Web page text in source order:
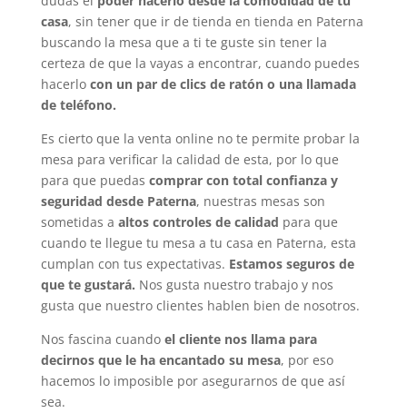
casa, sin tener que ir de tienda en tienda en Paterna
buscando la mesa que a ti te guste sin tener la
certeza de que la vayas a encontrar, cuando puedes
hacerlo con un par de clics de ratón o una llamada
de teléfono.
Es cierto que la venta online no te permite probar la
mesa para verificar la calidad de esta, por lo que
para que puedas comprar con total confianza y
seguridad desde Paterna, nuestras mesas son
sometidas a altos controles de calidad para que
cuando te llegue tu mesa a tu casa en Paterna, esta
cumplan con tus expectativas. Estamos seguros de
que te gustará. Nos gusta nuestro trabajo y nos
gusta que nuestro clientes hablen bien de nosotros.
Nos fascina cuando el cliente nos llama para
decirnos que le ha encantado su mesa, por eso
hacemos lo imposible por asegurarnos de que así
sea.